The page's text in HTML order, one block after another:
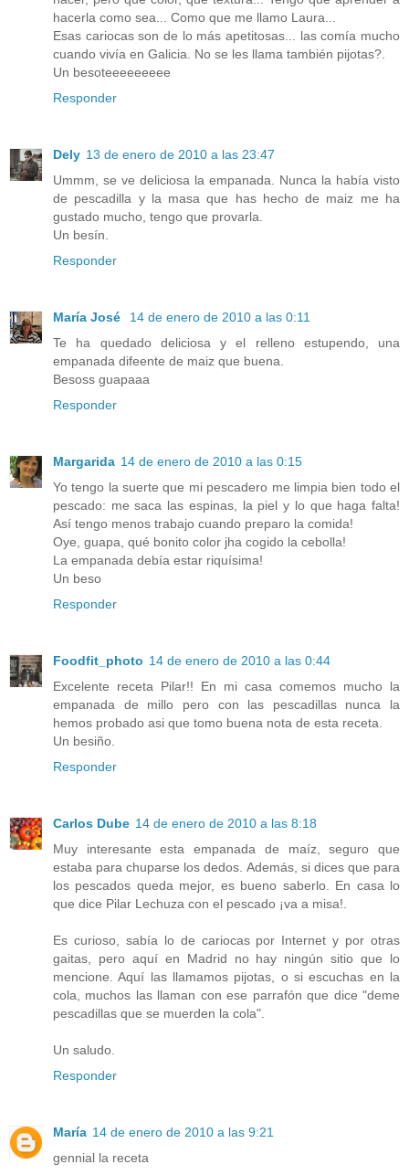
hacerla como sea... Como que me llamo Laura...
Esas cariocas son de lo más apetitosas... las comía mucho
cuando vivía en Galicia. No se les llama también pijotas?.
Un besoteeeeeeeee
Responder
Dely 13 de enero de 2010 a las 23:47
Ummm, se ve deliciosa la empanada. Nunca la había visto
de pescadilla y la masa que has hecho de maiz me ha
gustado mucho, tengo que provarla.
Un besín.
Responder
María José
14 de enero de 2010 a las 0:11
Te ha quedado deliciosa y el relleno estupendo, una
empanada difeente de maiz que buena.
Besoss guapaaa
Responder
Margarida 14 de enero de 2010 a las 0:15
Yo tengo la suerte que mi pescadero me limpia bien todo el
pescado: me saca las espinas, la piel y lo que haga falta!
Así tengo menos trabajo cuando preparo la comida!
Oye, guapa, qué bonito color jha cogido la cebolla!
La empanada debía estar riquísima!
Un beso
Responder
Foodfit_photo 14 de enero de 2010 a las 0:44
Excelente receta Pilar!! En mi casa comemos mucho la
empanada de millo pero con las pescadillas nunca la
hemos probado asi que tomo buena nota de esta receta.
Un besiño.
Responder
Carlos Dube 14 de enero de 2010 a las 8:18
Muy interesante esta empanada de maíz, seguro que
estaba para chuparse los dedos. Además, si dices que para
los pescados queda mejor, es bueno saberlo. En casa lo
que dice Pilar Lechuza con el pescado ¡va a misa!.
Es curioso, sabía lo de cariocas por Internet y por otras
gaitas, pero aquí en Madrid no hay ningún sitio que lo
mencione. Aquí las llamamos pijotas, o si escuchas en la
cola, muchos las llaman con ese parrafón que dice "deme
pescadillas que se muerden la cola".
Un saludo.
Responder
María 14 de enero de 2010 a las 9:21
gennial la receta